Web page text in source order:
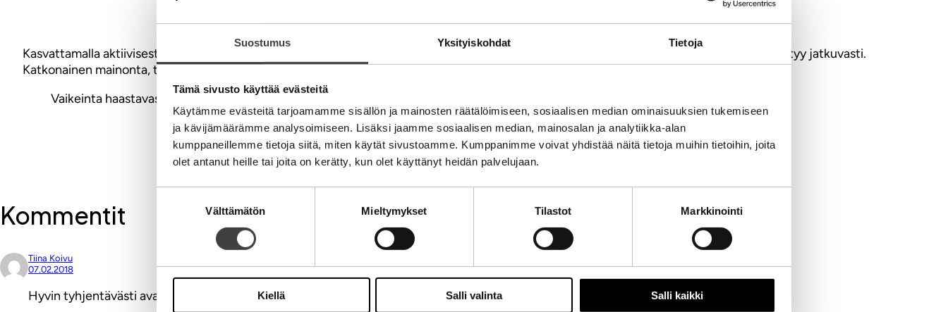
Suostumus Yksityiskohdat Tietoja
Tämä sivusto käyttää evästeitä
Käytämme evästeitä tarjoamamme sisällön ja mainosten räätälöimiseen, sosiaalisen median ominaisuuksien tukemiseen
ja kävijämäärämme analysoimiseen. Lisäksi jaamme sosiaalisen median, mainosalan ja analytiikka-alan
kumppaneillemme tietoja siitä, miten käytät sivustoamme. Kumppanimme voivat yhdistää näitä tietoja muihin tietoihin, joita
olet antanut heille tai joita on kerätty, kun olet käyttänyt heidän palvelujaan.
Välttämätön Mieltymykset Tilastot Markkinointi
Kiellä Salli valinta Salli kaikki
Kasvattamalla aktiivisesti omaa yleisöä, asiointia omissa kanavissa, markkinaosuutta ja kiinnostusta yrityksen ja brändin arvo kasvaa ja kehittyy jatkuvasti.
Katkonainen mainonta, temppumarkkinointi tai mediapläjäykset yksin eivät johda mihinkään.
Vaikeinta haastavassa mediaympäristössä on ymmärtää missä, milloin ja miten brändi voi olla aidosti vaikuttava.
Kommentit
Tiina Koivu
07.02.2018
Hyvin tyhjentävästi avattu, nyt vaan oppi perille saakka, niin että ajatus muuttuu toiminnaksi.